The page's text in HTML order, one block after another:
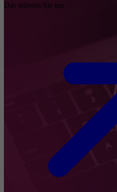
Das müssen Sie tun